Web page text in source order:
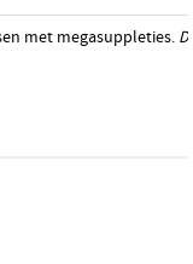
met megasuppleties.